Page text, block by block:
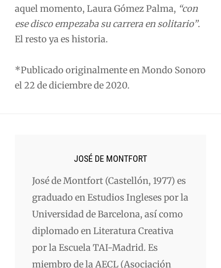
aquel momento, Laura Gómez Palma, “con
ese disco empezaba su carrera en solitario”.
El resto ya es historia.
*Publicado originalmente en Mondo Sonoro
el 22 de diciembre de 2020.
JOSÉ DE MONTFORT
José de Montfort (Castellón, 1977) es
graduado en Estudios Ingleses por la
Universidad de Barcelona, así como
diplomado en Literatura Creativa
por la Escuela TAI-Madrid. Es
miembro de la AECL (Asociación